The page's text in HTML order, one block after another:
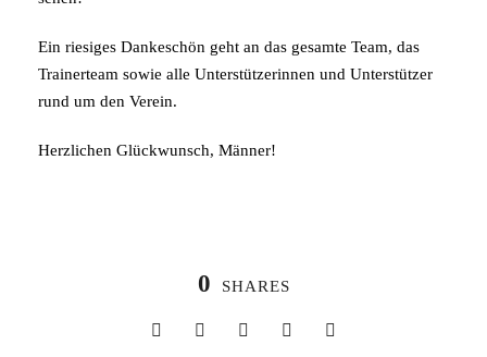
Ein riesiges Dankeschön geht an das gesamte Team, das
Trainerteam sowie alle Unterstützerinnen und Unterstützer
rund um den Verein.
Herzlichen Glückwunsch, Männer!
0 SHARES